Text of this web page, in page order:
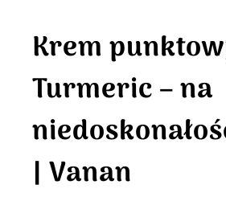
Krem
Turmeric – na
| Vanan